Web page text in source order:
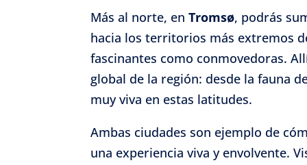
Más al norte, en Tromsø, podrás
hacia los territorios más extremos
fascinantes como conmovedoras.
global de la región: desde la fauna
muy viva en estas latitudes.
Ambas ciudades son ejemplo de
una experiencia viva y envolvente.